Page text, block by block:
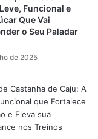
e a batata-doce, é
energia de forma
e controle
Funcional e
Que Vai
o Seu Paladar
de 2025